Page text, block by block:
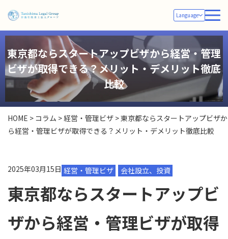
Language
東京都ならスタートアップビザから経営・管理
ビザが取得できる？メリット・デメリット徹底
比較
HOME > コラム >経営・管理ビザ >東京都ならスタートアップビザか
ら経営・管理ビザが取得できる？メリット・デメリット徹底比較
2025年03月15日 経営・管理ビザ 会社設立、投資
東京都ならスタートアップビ
ザから経営・管理ビザが取得